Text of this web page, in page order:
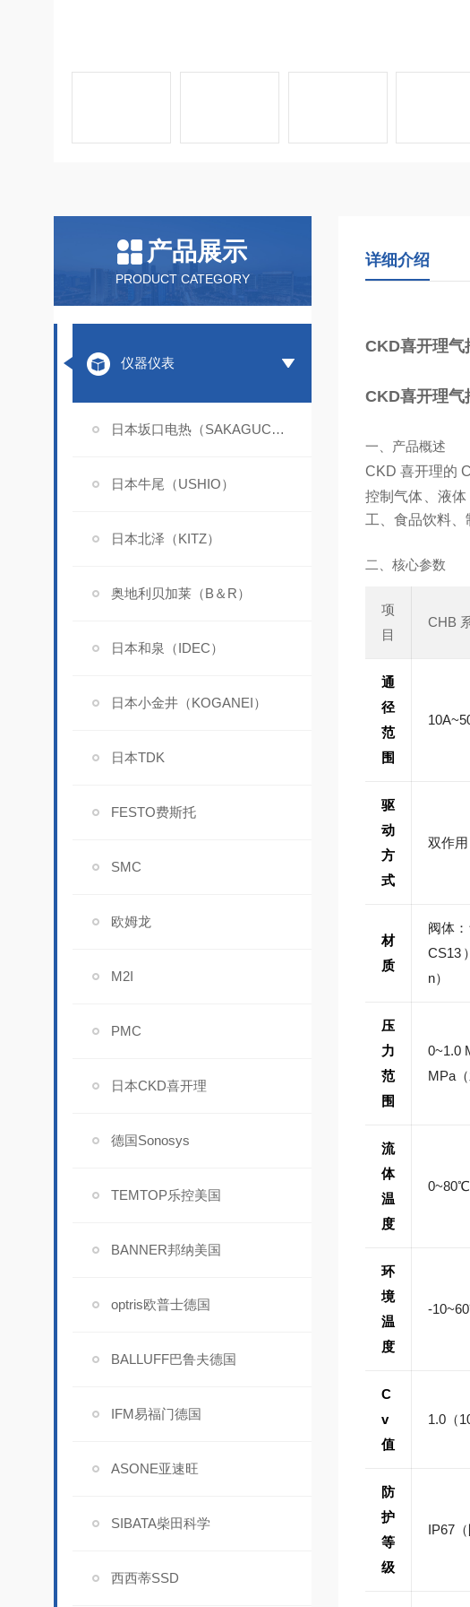
产品展示
PRODUCT CATEGORY
仪器仪表
日本坂口电热（SAKAGUCHI）
日本牛尾（USHIO）
日本北泽（KITZ）
奥地利贝加莱（B＆R）
日本和泉（IDEC）
日本小金井（KOGANEI）
日本TDK
FESTO费斯托
SMC
欧姆龙
M2I
PMC
日本CKD喜开理
德国Sonosys
TEMTOP乐控美国
BANNER邦纳美国
optris欧普士德国
BALLUFF巴鲁夫德国
IFM易福门德国
ASONE亚速旺
SIBATA柴田科学
西西蒂SSD
详细介绍
CKD喜开理气
CKD喜开理气
一、产品概述
CKD 喜开理的
控制气体、液
工、食品饮料、
二、核心参数
项
目
CHB
通
径
范
围
驱
动
方
式
双作用
材
质
阀体
CS13
n）
压
力
范
围
0~1.0
MPa（
流
体
温
度
0~80℃
环
境
温
度
-
C
v
值
1.0（
防
护
等
级
IP67（